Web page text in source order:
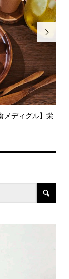
メディグル】栄
